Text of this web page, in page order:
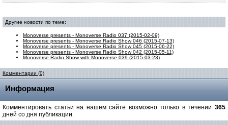
Другие новости по теме:
Monoverse presents - Monoverse Radio 037 (2015-02-09)
Monoverse presents - Monoverse Radio Show 046 (2015-07-13)
Monoverse presents - Monoverse Radio Show 045 (2015-06-22)
Monoverse presents - Monoverse Radio Show 042 (2015-05-11)
Monoverse Radio Show with Monoverse 039 (2015-03-23)
Комментарии (0)
Информация
Комментировать статьи на нашем сайте возможно только в течении 365
дней со дня публикации.